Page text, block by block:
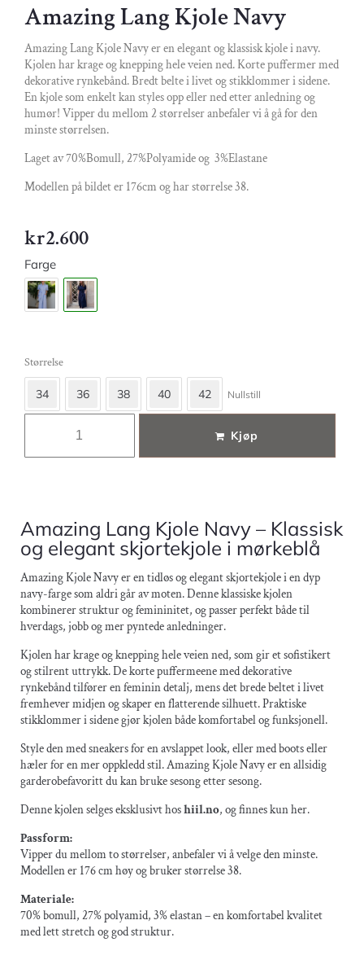
Amazing Lang Kjole Navy
Amazing Lang Kjole Navy er en elegant og klassisk kjole i navy.
Kjolen har krage og knepping hele veien ned. Korte puffermer med
dekorative rynkebånd. Bredt belte i livet og stikklommer i sidene.
En kjole som enkelt kan styles opp eller ned etter anledning og
humør! Vipper du mellom 2 størrelser anbefaler vi å gå for den
minste størrelsen.
Laget av 70%Bomull, 27%Polyamide og 3%Elastane
Modellen på bildet er 176cm og har størrelse 38.
kr2.600
Farge
Størrelse
34 36 38 40 42 Nullstill
Kjøp
Amazing Lang Kjole Navy – Klassisk
og elegant skjortekjole i mørkeblå
Amazing Kjole Navy er en tidløs og elegant skjortekjole i en dyp
navy-farge som aldri går av moten. Denne klassiske kjolen
kombinerer struktur og femininitet, og passer perfekt både til
hverdags, jobb og mer pyntede anledninger.
Kjolen har krage og knepping hele veien ned, som gir et sofistikert
og stilrent uttrykk. De korte puffermeene med dekorative
rynkebånd tilfører en feminin detalj, mens det brede beltet i livet
fremhever midjen og skaper en flatterende silhuett. Praktiske
stikklommer i sidene gjør kjolen både komfortabel og funksjonell.
Style den med sneakers for en avslappet look, eller med boots eller
hæler for en mer oppkledd stil. Amazing Kjole Navy er en allsidig
garderobefavoritt du kan bruke sesong etter sesong.
Denne kjolen selges eksklusivt hoshiil.no, og finnes kun her.
Passform:
Vipper du mellom to størrelser, anbefaler vi å velge den minste.
Modellen er 176 cm høy og bruker størrelse 38.
Materiale:
70% bomull, 27% polyamid, 3% elastan – en komfortabel kvalitet
med lett stretch og god struktur.